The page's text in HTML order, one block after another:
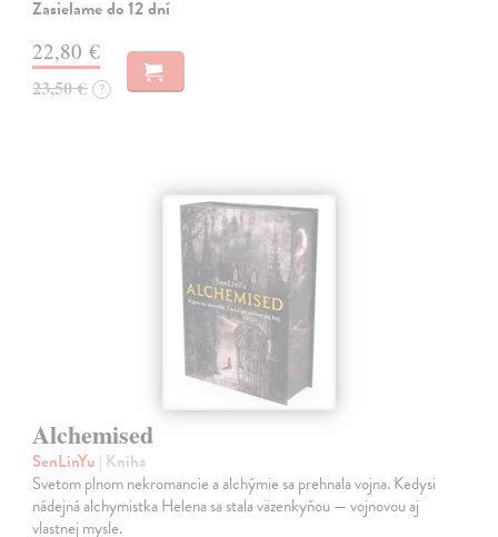
Zasielame do 12 dní
22,80 €
23,50 € ?
Alchemised
SenLinYu | Kniha
Svetom plnom nekromancie a alchýmie sa prehnala vojna. Kedysi
nádejná alchymistka Helena sa stala väzenkyňou — vojnovou aj
vlastnej mysle.